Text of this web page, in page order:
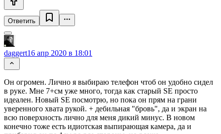
Ответить
daggert16 апр 2020 в 18:01
Он огромен. Лично я выбираю телефон чтоб он удобно сидел
в руке. Мне 7+см уже много, тогда как старый SE просто
идеален. Новый SE посмотрю, но пока он прям на грани
уверенного хвата рукой. + дебильная "бровь", да и экран на
всю поверхность лично для меня дикий минус. В новом
конечно тоже есть идиотская выпирающая камера, да и